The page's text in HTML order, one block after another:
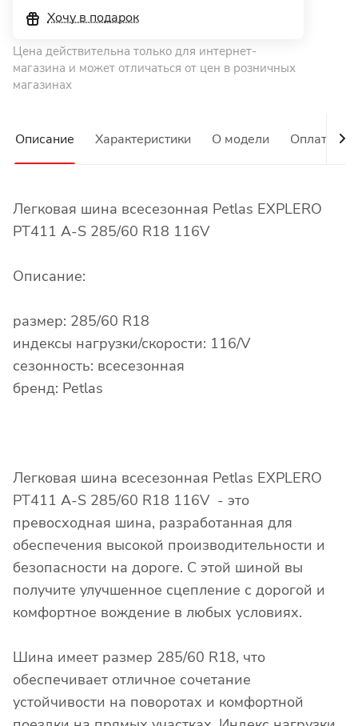
Хочу в подарок
Цена действительна только для интернет-
магазина и может отличаться от цен в розничных
магазинах
Описание Характеристики О модели Оплата
Легковая шина всесезонная Petlas EXPLERO
PT411 A-S 285/60 R18 116V
Описание:
размер: 285/60 R18
индексы нагрузки/скорости: 116/V
сезонность: всесезонная
бренд: Petlas
Легковая шина всесезонная Petlas EXPLERO
PT411 A-S 285/60 R18 116V - это
превосходная шина, разработанная для
обеспечения высокой производительности и
безопасности на дороге. С этой шиной вы
получите улучшенное сцепление с дорогой и
комфортное вождение в любых условиях.
Шина имеет размер 285/60 R18, что
обеспечивает отличное сочетание
устойчивости на поворотах и комфортной